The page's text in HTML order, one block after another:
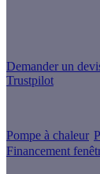
Demander un
Trustpilot
Pompe à chaleur
Financement